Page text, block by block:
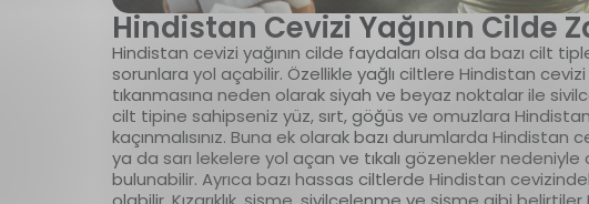
Hindistan Cevizi Yağının Cilde
Hindistan cevizi yağının cilde faydaları olsa da bazı cilt
sorunlara yol açabilir. Özellikle yağlı ciltlere Hindistan
tıkanmasına neden olarak siyah ve beyaz noktalar ile
cilt tipine sahipseniz yüz, sırt, göğüs ve omuzlara
kaçınmalısınız. Buna ek olarak bazı durumlarda Hindistan
ya da sarı lekelere yol açan ve tıkalı gözenekler
bulunabilir. Ayrıca bazı hassas ciltlerde Hindistan